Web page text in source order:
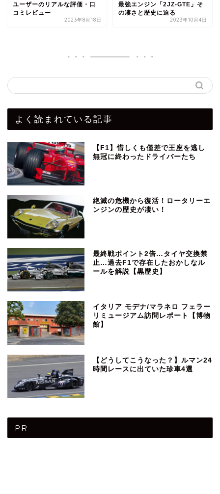
ユーザーのリアルな評価・口
コミレビュー
2023年8月18日
最強エンジン「2JZ-GTE」そ
の凄さと歴史に迫る
2023年10月4日
よく読まれている記事
【F1】惜しくも僅差で王座を逃し
無冠に終わったドライバーたち
絶滅の危機から復活！ロータリーエ
ンジンの歴史が凄い！
最終戦ポイント2倍…タイヤ交換禁
止…過去F1で存在したおかしなル
ールを解説【黒歴史】
イタリア モデナ/マラネロ フェラー
リミュージアム訪問レポート【博物
館】
【どうしてこうなった？】ルマン24
時間レースに出ていた珍車4選
PR